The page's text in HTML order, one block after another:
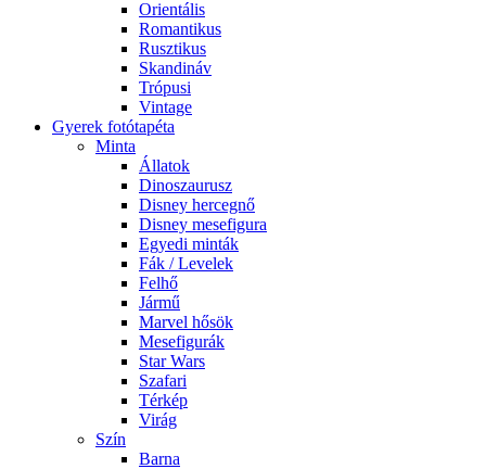
Orientális
Romantikus
Rusztikus
Skandináv
Trópusi
Vintage
Gyerek fotótapéta
Minta
Állatok
Dinoszaurusz
Disney hercegnő
Disney mesefigura
Egyedi minták
Fák / Levelek
Felhő
Jármű
Marvel hősök
Mesefigurák
Star Wars
Szafari
Térkép
Virág
Szín
Barna